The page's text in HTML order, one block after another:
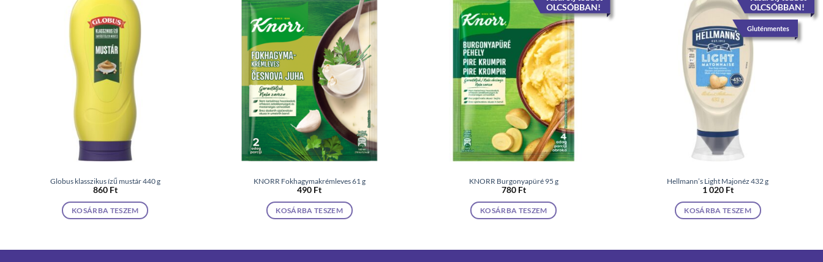
Globus klasszikus ízű mustár 440 g
860 Ft
KOSÁRBA TESZEM
KNORR Fokhagymakrémleves 61 g
490 Ft
KOSÁRBA TESZEM
OLCSÓBBAN!
KNORR Burgonyapüré 95 g
780 Ft
KOSÁRBA TESZEM
OLCSÓBBAN!
Gluténmentes
Hellmann’s Light Majonéz 432 g
1 020 Ft
KOSÁRBA TESZEM